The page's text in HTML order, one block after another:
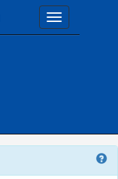
Toggle